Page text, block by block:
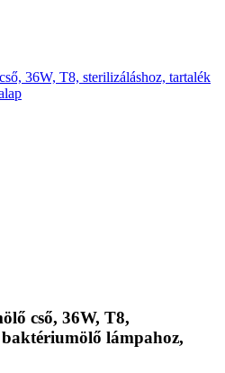
cső, 36W, T8,
lámpahoz,